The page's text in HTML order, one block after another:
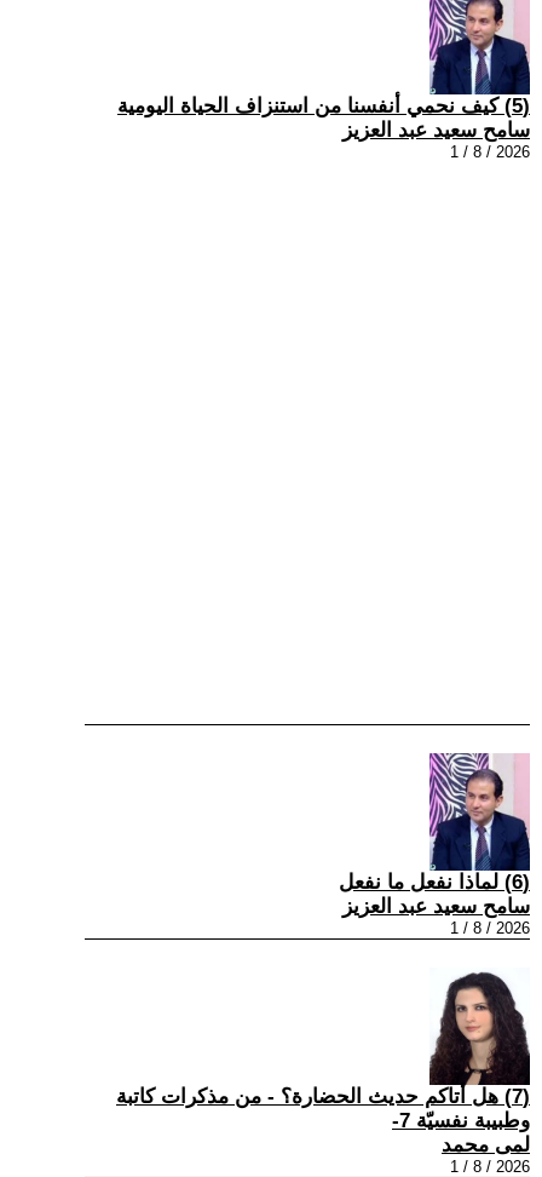
(5) كيف نحمي أنفسنا من استنزاف الحياة اليومية
سامح سعيد عبد العزيز
2026 / 8 / 1
(6) لماذا نفعل ما نفعل
سامح سعيد عبد العزيز
2026 / 8 / 1
(7) هل أتاكم حديث الحضارة؟ - من مذكرات كاتبة
وطبيبة نفسيّة 7-
لمى محمد
2026 / 8 / 1